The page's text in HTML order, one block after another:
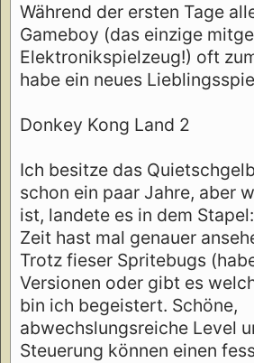
Während der ersten Tage
Gameboy (das einzige
Elektronikspielzeug!) oft
habe ein neues
Donkey Kong Land 2
Ich besitze das
schon ein paar Jahre, aber
ist, landete es in dem
Zeit hast mal genauer
Trotz fieser Spritebugs
Versionen oder gibt es
bin ich begeistert. Schöne,
abwechslungsreiche Level
Steuerung können einen